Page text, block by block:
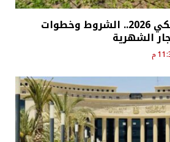
شقق الإيجار التمليكي 2026.. الشروط وخطوات
الشهرية